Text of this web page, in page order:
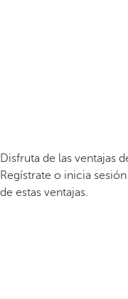
Disfruta de las ventajas
Regístrate o inicia
de estas ventajas.